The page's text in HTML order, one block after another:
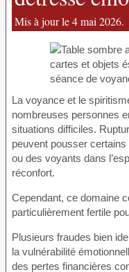
Mis à jour le 4 mai 2026.
La voyance et le
nombreuses personnes
situations difficiles.
peuvent pousser
ou des voyants dans
réconfort.
Cependant, ce domaine
particulièrement fertile
Plusieurs fraudes bien
la vulnérabilité
des pertes financières